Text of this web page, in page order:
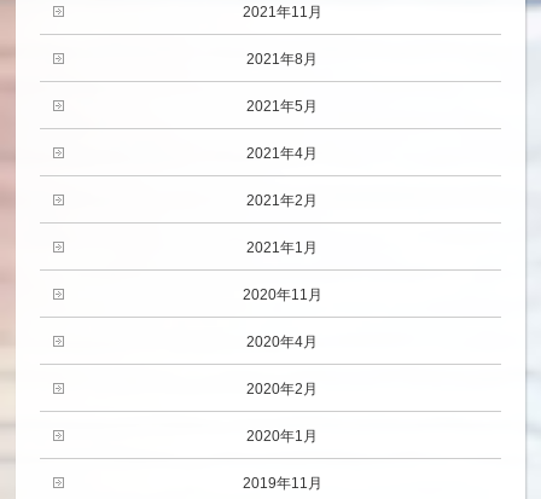
2021年11月
2021年8月
2021年5月
2021年4月
2021年2月
2021年1月
2020年11月
2020年4月
2020年2月
2020年1月
2019年11月